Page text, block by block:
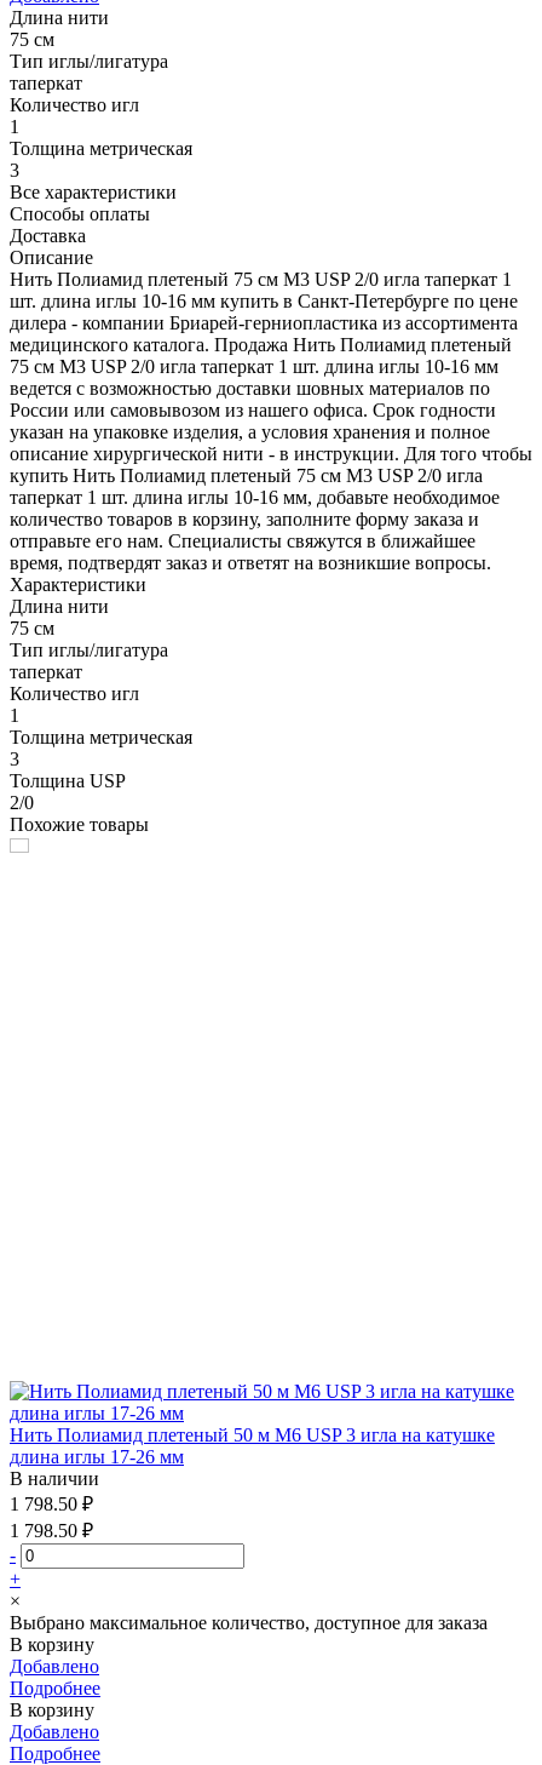
Длина нити
75 см
Тип иглы/лигатура
таперкат
Количество игл
1
Толщина метрическая
3
Все характеристики
Способы оплаты
Доставка
Описание
Нить Полиамид плетеный 75 см М3 USP 2/0 игла таперкат 1
шт. длина иглы 10-16 мм купить в Санкт-Петербурге по цене
дилера - компании Бриарей-герниопластика из ассортимента
медицинского каталога. Продажа Нить Полиамид плетеный
75 см М3 USP 2/0 игла таперкат 1 шт. длина иглы 10-16 мм
ведется с возможностью доставки шовных материалов по
России или самовывозом из нашего офиса. Срок годности
указан на упаковке изделия, а условия хранения и полное
описание хирургической нити - в инструкции. Для того чтобы
купить Нить Полиамид плетеный 75 см М3 USP 2/0 игла
таперкат 1 шт. длина иглы 10-16 мм, добавьте необходимое
количество товаров в корзину, заполните форму заказа и
отправьте его нам. Специалисты свяжутся в ближайшее
время, подтвердят заказ и ответят на возникшие вопросы.
Характеристики
Длина нити
75 см
Тип иглы/лигатура
таперкат
Количество игл
1
Толщина метрическая
3
Толщина USP
2/0
Похожие товары
Нить Полиамид плетеный 50 м М6 USP 3 игла на катушке
длина иглы 17-26 мм
В наличии
1 798.50 ₽
1 798.50 ₽
-
+
×
Выбрано максимальное количество, доступное для заказа
В корзину
Добавлено
Подробнее
В корзину
Добавлено
Подробнее